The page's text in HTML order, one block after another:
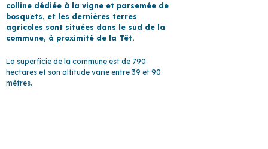
colline dédiée à la vigne et parsemée de
bosquets, et les dernières terres
agricoles sont situées dans le sud de la
commune, à proximité de la Têt.
La superficie de la commune est de 790
hectares et son altitude varie entre 39 et 90
mètres.